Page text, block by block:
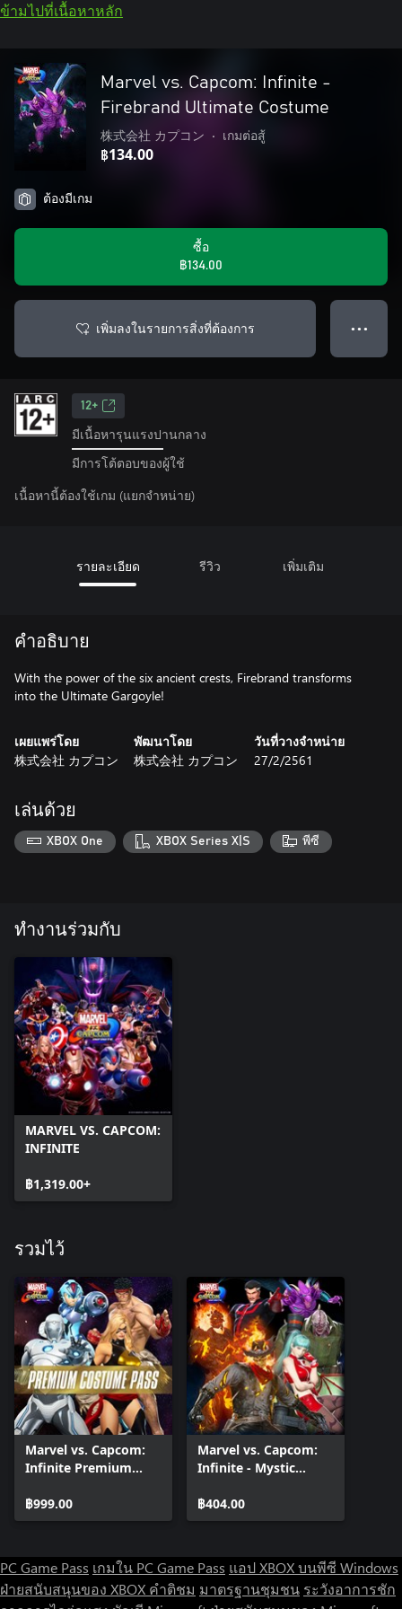
ข้ามไปที่เนื้อหาหลัก
Marvel vs. Capcom: Infinite -
Firebrand Ultimate Costume
株式会社 カプコン • เกมต่อสู้
฿134.00
ต้องมีเกม
ซื้อ
฿134.00
เพิ่มลงในรายการสิ่งที่ต้องการ ● ● ●
12+
มีเนื้อหารุนแรงปานกลาง
มีการโต้ตอบของผู้ใช้
เนื้อหานี้ต้องใช้เกม (แยกจำหน่าย)
รายละเอียด รีวิว เพิ่มเติม
คำอธิบาย
With the power of the six ancient crests, Firebrand transforms
into the Ultimate Gargoyle!
เผยแพร่โดย
株式会社 カプコン
พัฒนาโดย
株式会社 カプコン
วันที่วางจำหน่าย
27/2/2561
เล่นด้วย
XBOX One XBOX Series X|S พีซี
ทำงานร่วมกับ
MARVEL VS. CAPCOM:
INFINITE
฿1,319.00+
รวมไว้
Marvel vs. Capcom:
Infinite Premium
฿999.00
Marvel vs. Capcom:
Infinite - Mystic
Pack
฿404.00
PC Game Pass เกมใน PC Game Pass แอป XBOX บนพีซี Windows
ฝ่ายสนับสนุนของ XBOX คำติชม มาตรฐานชุมชน ระวังอาการชัก